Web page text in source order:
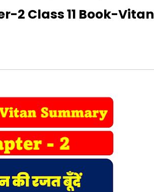
2 Class 11 Book-Vitan